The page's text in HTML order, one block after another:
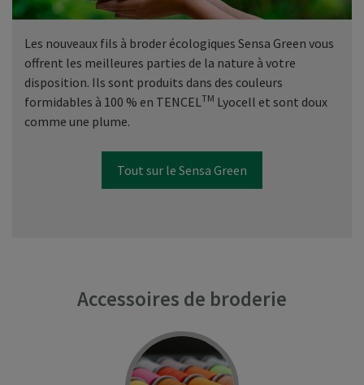
Les nouveaux fils à broder écologiques Sensa Green vous
offrent les meilleures parties de la nature à votre
disposition. Ils sont produits dans des couleurs
formidables à 100 % en TENCEL TM Lyocell et sont doux
comme une plume.
Tout sur le Sensa Green
Accessoires de broderie